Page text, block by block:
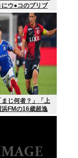
ウ●コのブリブ
の？？
まじ何者？」「上
FMの16歳超逸
ー戦で魅せた”衝